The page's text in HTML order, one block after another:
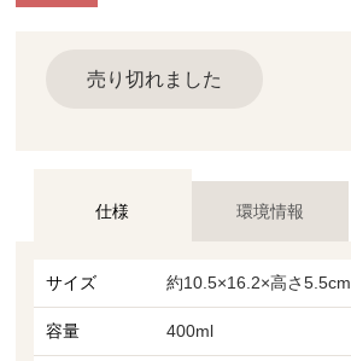
売り切れました
仕様 環境情報
サイズ 約10.5×16.2×高さ5.5cm
容量 400ml